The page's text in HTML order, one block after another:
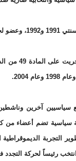
سنة 2005.
عارض
لحود مع سياسيين آخرين
تضم أعضاء من
التجربة الديموقراطية
رئيساً لحركة التجدد في